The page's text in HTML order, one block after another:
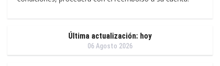
Última actualización: hoy
06 Agosto 2026